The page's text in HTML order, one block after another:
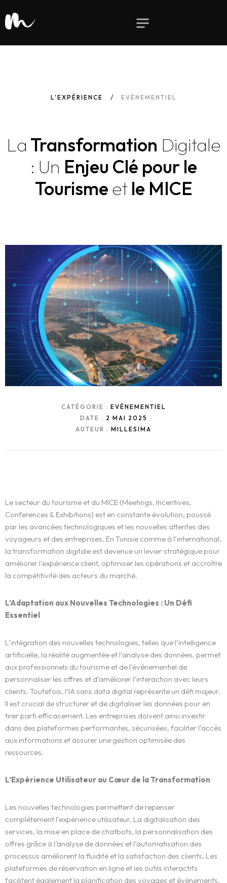
L'EXPÉRIENCE EVÈNEMENTIEL
La Transformation Digitale
: Un Enjeu Clé pour le
Tourisme etle MICE
CATÉGORIE : EVÈNEMENTIEL
DATE : 2 MAI 2025
AUTEUR : MILLESIMA
Le secteur du tourisme et du MICE (Meetings, Incentives,
Conferences & Exhibitions) est en constante évolution, poussé
par les avancées technologiques et les nouvelles attentes des
voyageurs et des entreprises. En Tunisie comme à l’international,
la transformation digitale est devenue un levier stratégique pour
améliorer l’expérience client, optimiser les opérations et accroître
la compétitivité des acteurs du marché.
L’Adaptation aux Nouvelles Technologies : Un Défi
Essentiel
L’intégration des nouvelles technologies, telles que l’intelligence
artificielle, la réalité augmentée et l’analyse des données, permet
aux professionnels du tourisme et de l’événementiel de
personnaliser les offres et d’améliorer l’interaction avec leurs
clients. Toutefois, l’IA sans data digital représente un défi majeur.
Il est crucial de structurer et de digitaliser les données pour en
tirer parti efficacement. Les entreprises doivent ainsi investir
dans des plateformes performantes, sécurisées, faciliter l’accès
aux informations et assurer une gestion optimisée des
ressources.
L’Expérience Utilisateur au Cœur de la Transformation
Les nouvelles technologies permettent de repenser
complètement l’expérience utilisateur. La digitalisation des
services, la mise en place de chatbots, la personnalisation des
offres grâce à l’analyse de données et l’automatisation des
processus améliorent la fluidité et la satisfaction des clients. Les
plateformes de réservation en ligne et les outils interactifs
facilitent également la planification des voyages et événements,